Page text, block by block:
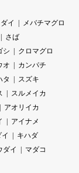
イ
メバチマグロ
さば
シ
クロマグロ
オ
カンパチ
タ
スズキ
スルメイカ
アオリイカ
アイナメ
キハダ
ダイ
マダコ